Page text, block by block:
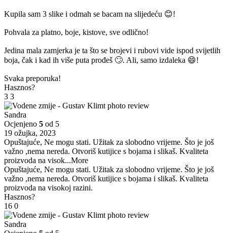
Kupila sam 3 slike i odmah se bacam na slijedeću 😊!
Pohvala za platno, boje, kistove, sve odlično!
Jedina mala zamjerka je ta što se brojevi i rubovi vide ispod svijetlih
boja, čak i kad ih više puta prođeš 🙄. Ali, samo izdaleka 😄!
Svaka preporuka!
Hasznos?
3 3
Sandra
Ocjenjeno 5 od 5
19 ožujka, 2023
Opuštajuće, Ne mogu stati. Užitak za slobodno vrijeme. Što je još
važno ,nema nereda. Otvoriš kutijice s bojama i slikaš. Kvaliteta
proizvoda na visok...More
Opuštajuće, Ne mogu stati. Užitak za slobodno vrijeme. Što je još
važno ,nema nereda. Otvoriš kutijice s bojama i slikaš. Kvaliteta
proizvoda na visokoj razini.
Hasznos?
16 0
Sandra